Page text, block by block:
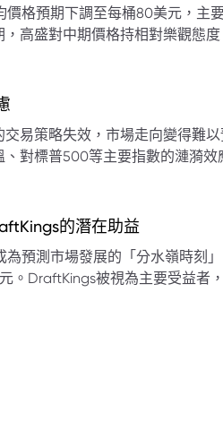
格預期下調至每桶80美元，主
高盛對中期價格持相對樂觀態度
西、圭亞那、委內瑞拉及阿聯酋
萬至600萬桶）因需求疲軟和
以上，極端情況下2027年甚至可
可能回落至每桶70美元左右，
易策略失效，市場走向變得難
對標普500等主要指數的漣漪
劇將成為新常態。重點摘要包括
與聯準會緊
現板塊輪動與風格
的潛在助益
預測市場發展的「分水嶺時刻
。DraftKings被視為主要受益者
為即將到來的NFL賽季做準備。